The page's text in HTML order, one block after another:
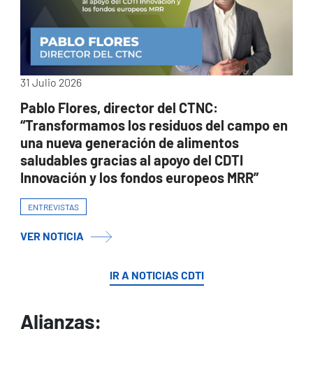
31 Julio 2026
Pablo Flores, director del CTNC:
“Transformamos los residuos del campo en
una nueva generación de alimentos
saludables gracias al apoyo del CDTI
Innovación y los fondos europeos MRR”
ENTREVISTAS
VER NOTICIA
IR A NOTICIAS CDTI
Alianzas: